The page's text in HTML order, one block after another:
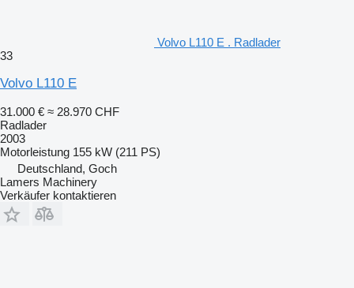
Volvo L110 E . Radlader
33
Volvo L110 E
31.000 € ≈ 28.970 CHF
Radlader
2003
Motorleistung 155 kW (211 PS)
Deutschland, Goch
Lamers Machinery
Verkäufer kontaktieren